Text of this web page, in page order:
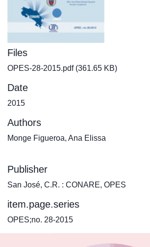
Files
OPES-28-2015.pdf(361.65 KB)
Date
2015
Authors
Monge Figueroa, Ana Elissa
Publisher
San José, C.R. : CONARE, OPES
item.page.series
OPES;no. 28-2015